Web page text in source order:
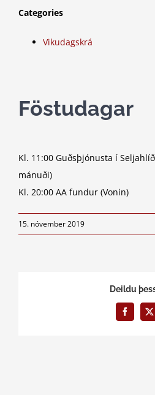
Categories
Vikudagskrá
Föstudagar
Kl. 11:00 Guðsþjónusta í
mánuði)
Kl. 20:00 AA fundur (Vonin)
15. nóvember 2019
Deildu
Facebook
X